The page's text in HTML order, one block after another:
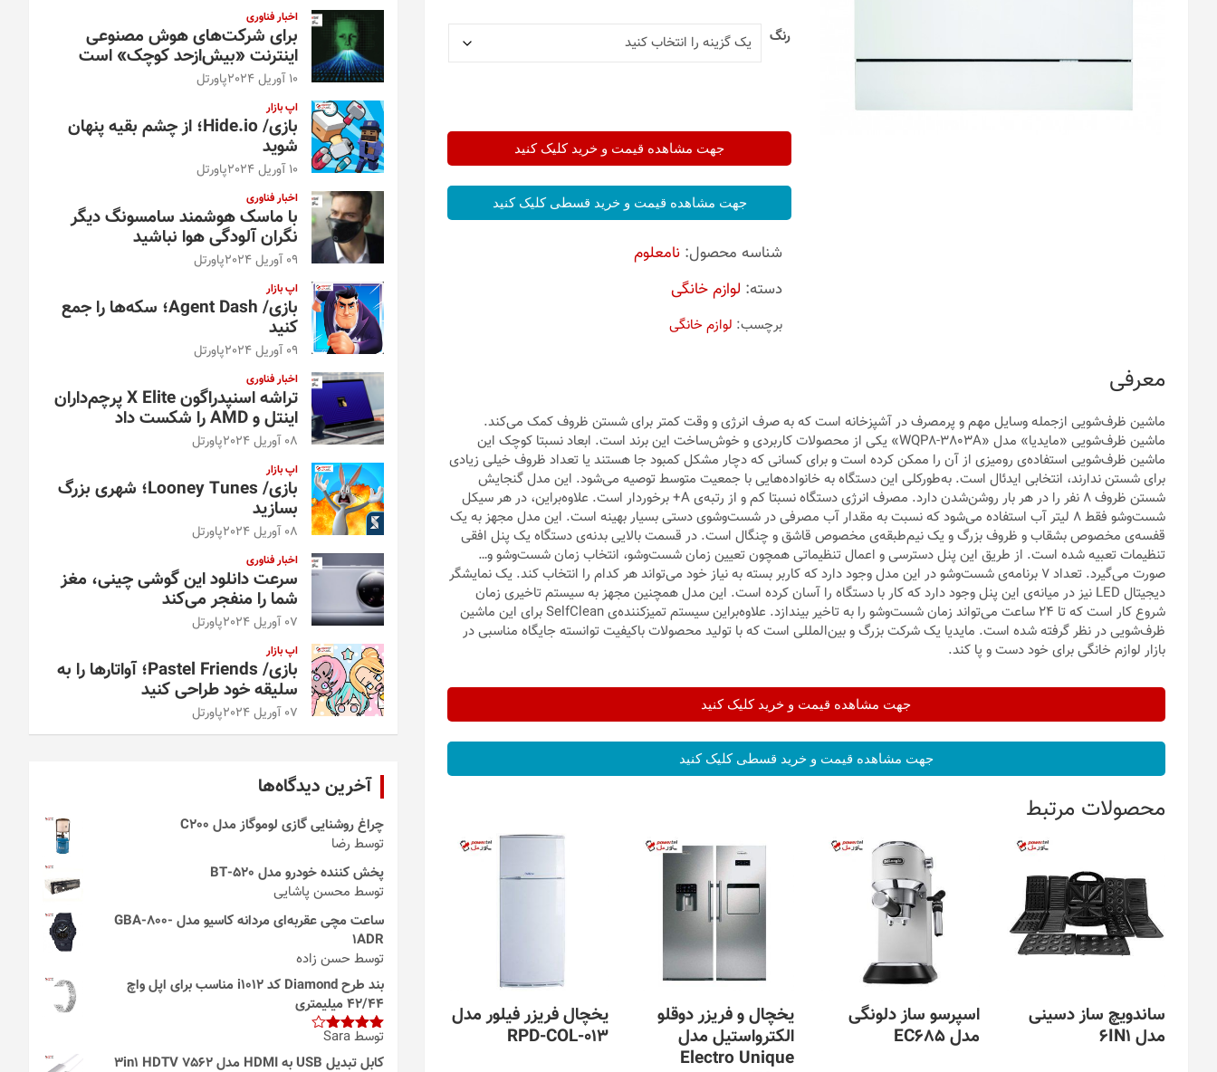
رنگ
جهت مشاهده قیمت و خرید کلیک کنید
جهت مشاهده قیمت و خرید قسطی کلیک کنید
شناسه محصول: نامعلوم
دسته: لوازم خانگی
برچسب: لوازم خانگی
معرفی
ماشین ظرف‌شویی ازجمله وسایل مهم و پرمصرف در آشپزخانه است که به صرف انرژی و وقت کمتر برای شستن ظروف کمک می‌کند.
ماشین ظرف‌شویی «مایدیا» مدل «WQP8-3803A» یکی از محصولات کاربردی و خوش‌ساخت این برند است. ابعاد نسبتا کوچک این
ماشین ظرف‌شویی استفاده‌ی رومیزی از آن را ممکن کرده است و برای کسانی که دچار مشکل کمبود جا هستند یا تعداد ظروف خیلی زیادی
برای شستن ندارند، انتخابی ایدئال است. به‌طورکلی این دستگاه به خانواده‌هایی با جمعیت متوسط توصیه می‌شود. این مدل گنجایش
شستن ظروف 8 نفر را در هر بار روشن‌شدن دارد. مصرف انرژی دستگاه نسبتا کم و از رتبه‌ی A+ برخوردار است. علاوه‌براین، در هر سیکل
شست‌وشو فقط 8 لیتر آب استفاده می‌شود که نسبت به مقدار آب مصرفی در شست‌وشوی دستی بسیار بهینه است. این مدل مجهز به یک
قفسه‌ی مخصوص بشقاب و ظروف بزرگ و یک نیم‌طبقه‌ی مخصوص قاشق و چنگال است. در قسمت بالایی بدنه‌ی دستگاه یک پنل افقی
تنظیمات تعبیه شده است. از طریق این پنل دسترسی و اعمال تنظیماتی همچون تعیین زمان شست‌وشو، انتخاب زمان شست‌وشو و…
صورت می‌گیرد. تعداد 7 برنامه‌ی شست‌وشو در این مدل وجود دارد که کاربر بسته به نیاز خود می‌تواند هر کدام را انتخاب کند. یک نمایشگر
دیجیتال LED نیز در میانه‌ی این پنل وجود دارد که کار با دستگاه را آسان کرده است. این مدل همچنین مجهز به سیستم تاخیری زمان
شروع کار است که تا 24 ساعت می‌تواند زمان شست‌وشو را به تاخیر بیندازد. علاوه‌براین سیستم تمیزکننده‌ی SelfClean برای این ماشین
ظرف‌شویی در نظر گرفته شده است. مایدیا یک شرکت بزرگ و بین‌المللی است که با تولید محصولات باکیفیت توانسته جایگاه مناسبی در
بازار لوازم خانگی برای خود دست و پا کند.
جهت مشاهده قیمت و خرید کلیک کنید
جهت مشاهده قیمت و خرید قسطی کلیک کنید
محصولات مرتبط
ساندویچ ساز دسینی
مدل 6IN1
اسپرسو ساز دلونگی
مدل EC685
یخچال و فریزر دوقلو
الکترواستیل مدل
Electro Unique
یخچال فریزر فیلور مدل
RPD-COL-013
اخبار فناوری
برای شرکت‌های هوش مصنوعی
اینترنت «بیش‌از‌حد کوچک» است
10 آوریل 2024 پاورتل
اپ بازار
بازی/ Hide.io؛ از چشم بقیه پنهان
شوید
10 آوریل 2024 پاورتل
اخبار فناوری
با ماسک هوشمند سامسونگ دیگر
نگران آلودگی هوا نباشید
09 آوریل 2024 پاورتل
اپ بازار
بازی/ Agent Dash؛ سکه‌ها را جمع
کنید
09 آوریل 2024 پاورتل
اخبار فناوری
تراشه اسنپدراگون X Elite پرچم‌داران
اینتل و AMD را شکست داد
08 آوریل 2024 پاورتل
اپ بازار
بازی/ Looney Tunes؛ شهری بزرگ
بسازید
08 آوریل 2024 پاورتل
اخبار فناوری
سرعت دانلود این گوشی چینی، مغز
شما را منفجر می‌کند
07 آوریل 2024 پاورتل
اپ بازار
بازی/ Pastel Friends؛ آواتارها را به
سلیقه خود طراحی کنید
07 آوریل 2024 پاورتل
آخرین دیدگاه‌ها
چراغ روشنایی گازی لوموگاز مدل C200
توسط رضا
پخش کننده خودرو مدل 520-BT
توسط محسن پاشایی
ساعت مچی عقربه‌ای مردانه کاسیو مدل GBA-800-
1ADR
توسط حسن زاده
بند طرح Diamond کد i1012 مناسب برای اپل واچ
42/44 میلیمتری
امتیاز4
از 5
توسط Sara
کابل تبدیل USB به HDMI مدل 3in1 HDTV 7562